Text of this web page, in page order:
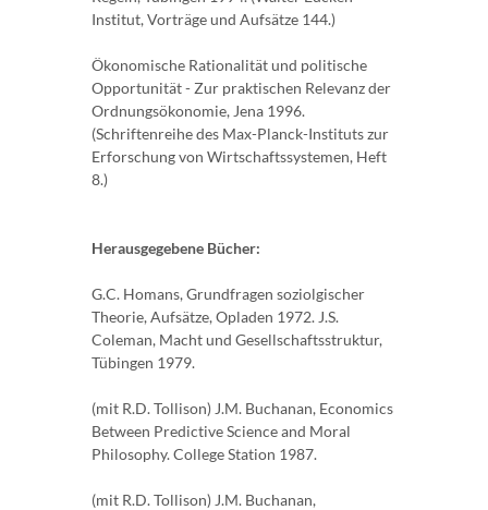
Institut, Vorträge und Aufsätze 144.)
Ökonomische Rationalität und politische
Opportunität - Zur praktischen Relevanz der
Ordnungsökonomie, Jena 1996.
(Schriftenreihe des Max-Planck-Instituts zur
Erforschung von Wirtschaftssystemen, Heft
8.)
Herausgegebene Bücher:
G.C. Homans, Grundfragen soziolgischer
Theorie, Aufsätze, Opladen 1972. J.S.
Coleman, Macht und Gesellschaftsstruktur,
Tübingen 1979.
(mit R.D. Tollison) J.M. Buchanan, Economics
Between Predictive Science and Moral
Philosophy. College Station 1987.
(mit R.D. Tollison) J.M. Buchanan,